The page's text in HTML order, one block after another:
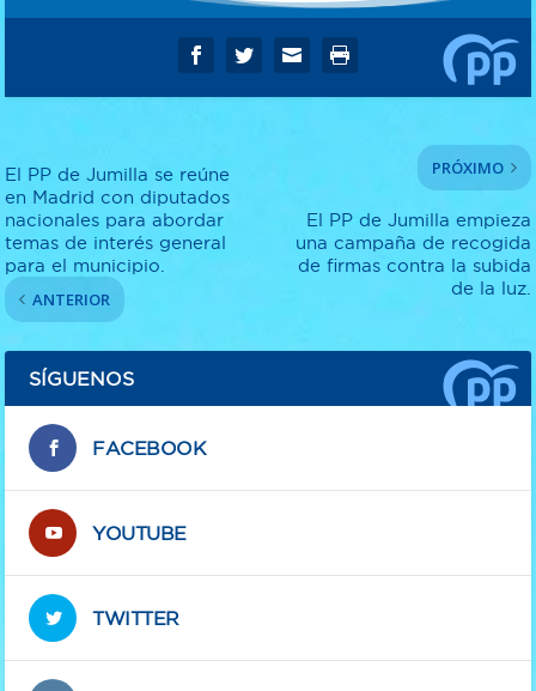
El PP de Jumilla se reúne
en Madrid con diputados
nacionales para abordar
temas de interés general
para el municipio.
ANTERIOR
PRÓXIMO
El PP de Jumilla empieza
una campaña de recogida
de firmas contra la subida
de la luz.
SÍGUENOS
FACEBOOK
YOUTUBE
TWITTER